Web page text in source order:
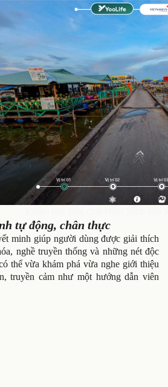
tự động, chân thực
minh giúp người dùng được giải thích
nghề truyền thống và những nét độc
thể vừa khám phá vừa nghe giới thiệu
truyền cảm như một hướng dẫn viên